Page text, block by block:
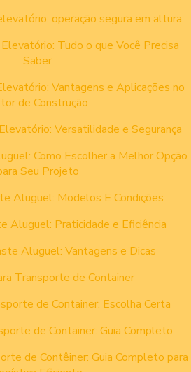
operação segura em altura
Tudo o que Você Precisa
Saber
Vantagens e Aplicações no
de Construção
Versatilidade e Segurança
Como Escolher a Melhor Opção
Seu Projeto
Aluguel: Modelos E Condições
Aluguel: Praticidade e Eficiência
Aluguel: Vantagens e Dicas
Transporte de Container
de Container: Escolha Certa
de Container: Guia Completo
de Contêiner: Guia Completo para